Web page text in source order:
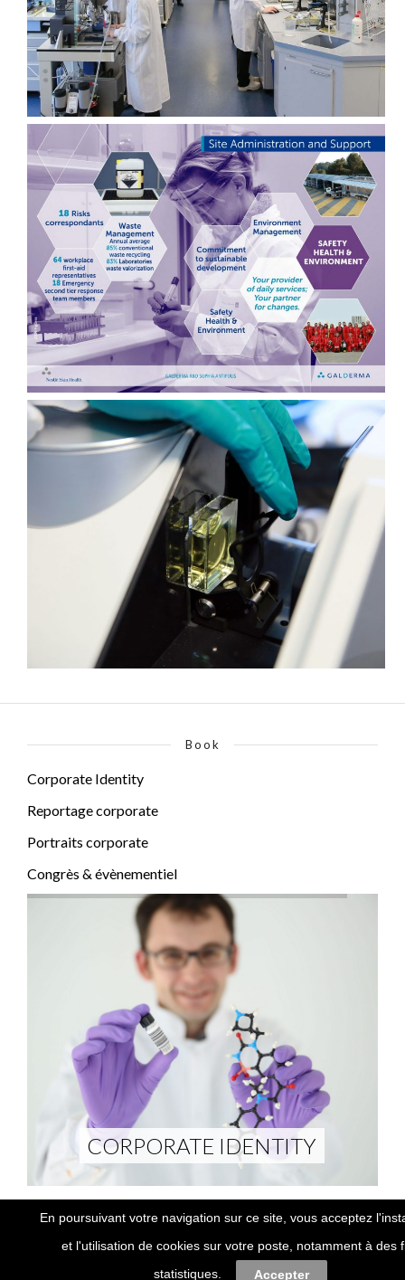
Book
Corporate Identity
Reportage corporate
Portraits corporate
Congrès & évènementiel
CORPORATE IDENTITY
Contact
En poursuivant votre navigation sur ce site, vous acceptez
et l'utilisation de cookies sur votre poste, notamment à des
statistiques.
Accepter